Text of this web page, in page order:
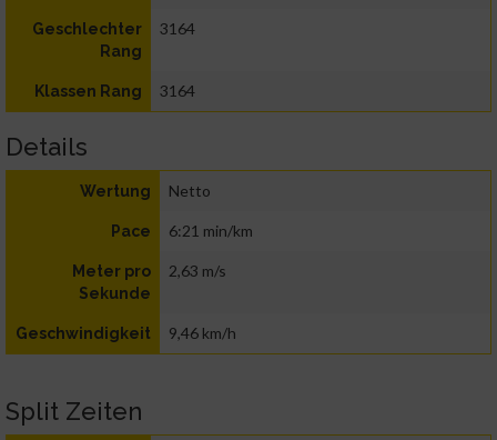
Geschlechter
Rang
3164
Klassen Rang 3164
Details
Wertung Netto
Pace 6:21 min/km
Meter pro
Sekunde
2,63 m/s
Geschwindigkeit 9,46 km/h
Split Zeiten